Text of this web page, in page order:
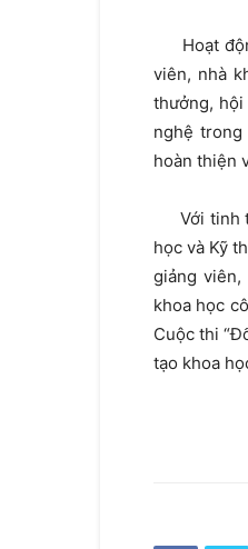
Hoạt
viên, nhà
thưởng,
nghệ
hoàn thiện
Với tinh
học và Kỹ
giảng
khoa học
Cuộc thi
tạo khoa